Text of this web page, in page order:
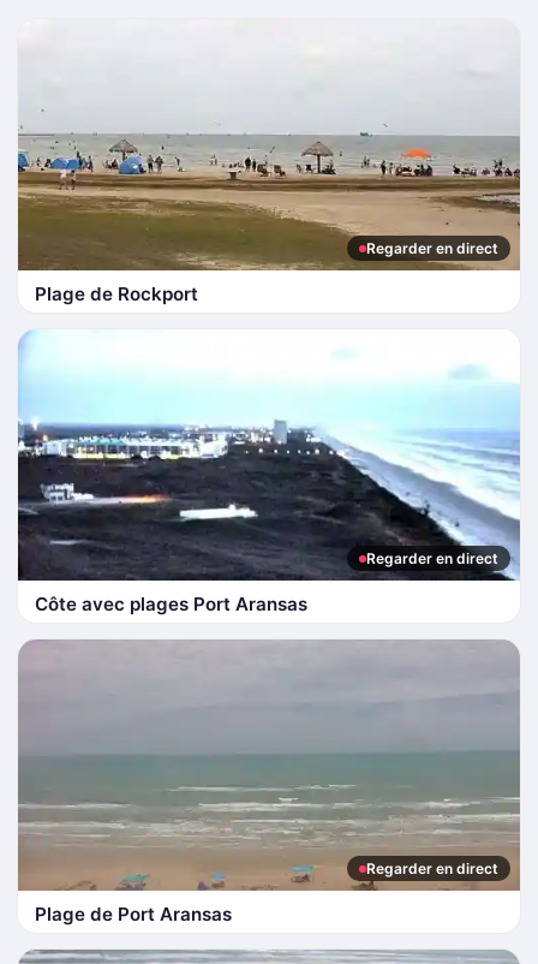
Regarder en direct
Plage de Rockport
Regarder en direct
Côte avec plages Port Aransas
Regarder en direct
Plage de Port Aransas